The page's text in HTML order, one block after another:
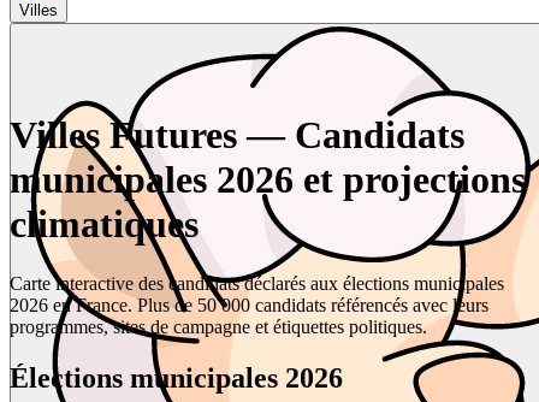
Villes
Villes Futures — Candidats
municipales 2026 et projections
climatiques
Carte interactive des candidats déclarés aux élections municipales
2026 en France. Plus de 50 000 candidats référencés avec leurs
programmes, sites de campagne et étiquettes politiques.
Élections municipales 2026